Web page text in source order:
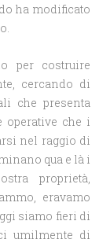
ha modificato
per costruire
cercando di
che presenta
operative che i
nel raggio di
qua e là i
proprietà,
eravamo
siamo fieri di
umilmente di